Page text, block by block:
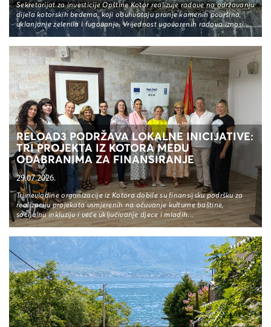
Sekretarijat za investicije Opštine Kotor realizuje radove na održavanju
dijela kotorskih bedema, koji obuhvataju pranje kamenih površina,
uklanjanje zelenila i fugovanje. Vrijednost ugovorenih radova iznosi...
RELOAD3 PODRŽAVA LOKALNE INICIJATIVE:
TRI PROJEKTA IZ KOTORA MEĐU
ODABRANIMA ZA FINANSIRANJE
29.07.2026.
Tri nevladine organizacije iz Kotora dobile su finansijsku podršku za
realizaciju projekata usmjerenih na očuvanje kulturne baštine,
socijalnu inkluziju i veće uključivanje djece i mladih...